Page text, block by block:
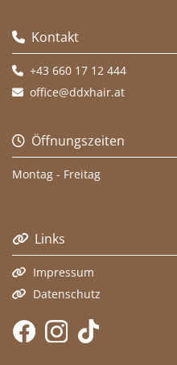
 Kontakt
 +43 660 17 12 444
 office@ddxhair.at
 Öffnungszeiten
Montag - Freitag
 Links
 Impressum
 Datenschutz